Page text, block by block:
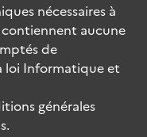
nécessaires à
aucune
de
loi Informatique et
générales